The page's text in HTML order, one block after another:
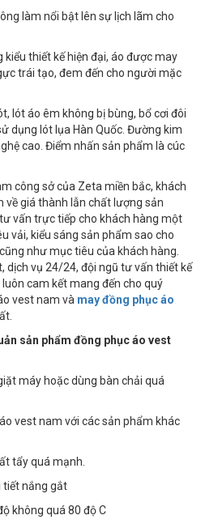
làm nổi bật lên sự lịch lãm cho
thiết kế hiện đại, áo được may
trái tạo, đem đến cho người mặc
lót áo êm không bị bùng, bổ cơi đôi
dụng lót lụa Hàn Quốc. Đường kim
cao. Điểm nhấn sản phẩm là cúc
công sở của Zeta miền bắc, khách
về giá thành lẫn chất lượng sản
vấn trực tiếp cho khách hàng một
vải, kiểu sáng sản phẩm sao cho
như mục tiêu của khách hàng.
dịch vụ 24/24, đội ngũ tư vấn thiết kế
cam kết mang đến cho quý
vest nam và may đồng phục áo
sản phẩm đồng phục áo vest
máy hoặc dùng bàn chải quá
vest nam với các sản phẩm khác
tẩy quá mạnh.
tiết nắng gắt
không quá 80 độ C